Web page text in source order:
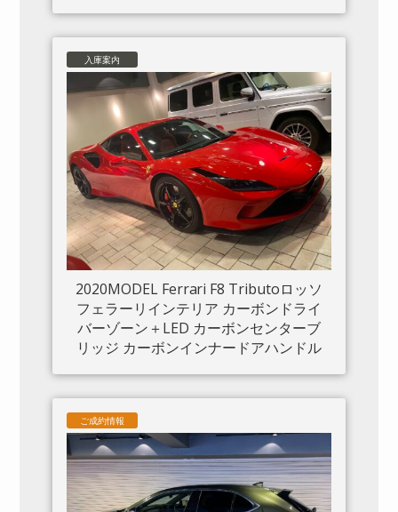
入庫案内
2020MODEL Ferrari F8 Tributoロッソ
フェラーリインテリア カーボンドライ
バーゾーン＋LED カーボンセンターブ
リッジ カーボンインナードアハンドル
ーディスプレイ アダプティブヘッドラ
イトシステム 入庫しました。
ご成約情報